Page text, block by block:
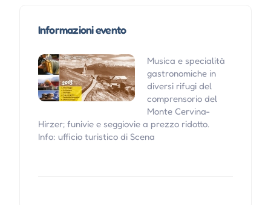
Informazioni evento
Musica e specialità
gastronomiche in
diversi rifugi del
comprensorio del
Monte Cervina-
Hirzer; funivie e seggiovie a prezzo ridotto.
Info: ufficio turistico di Scena